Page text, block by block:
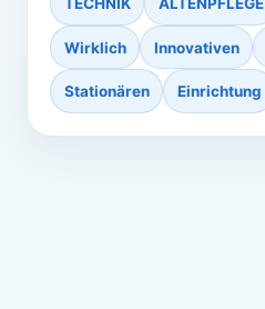
TECHNIK ALTENPFLEGE
Wirklich Innovativen
Stationären Einrichtung